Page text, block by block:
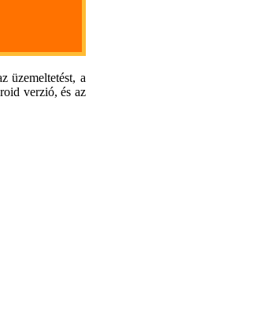
üzemeltetést, a
verzió, és az